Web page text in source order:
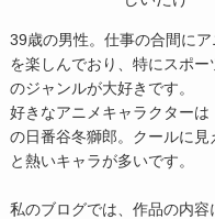
39歳の男性。仕事の合間に
を楽しんでおり、特にスポー
のジャンルが大好きです。
好きなアニメキャラクターは
の日番谷冬獅郎。クールに見
と熱いキャラが多いです。
私のブログでは、作品の内容